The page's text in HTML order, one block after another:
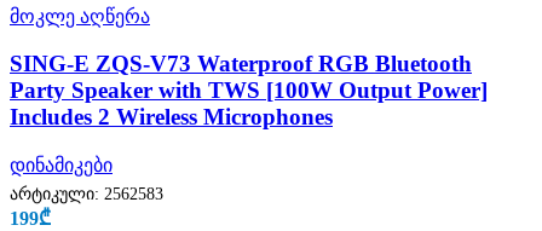
მოკლე აღწერა
SING-E ZQS-V73 Waterproof RGB Bluetooth
Party Speaker with TWS [100W Output Power]
Includes 2 Wireless Microphones
დინამიკები
არტიკული: 2562583
199₾